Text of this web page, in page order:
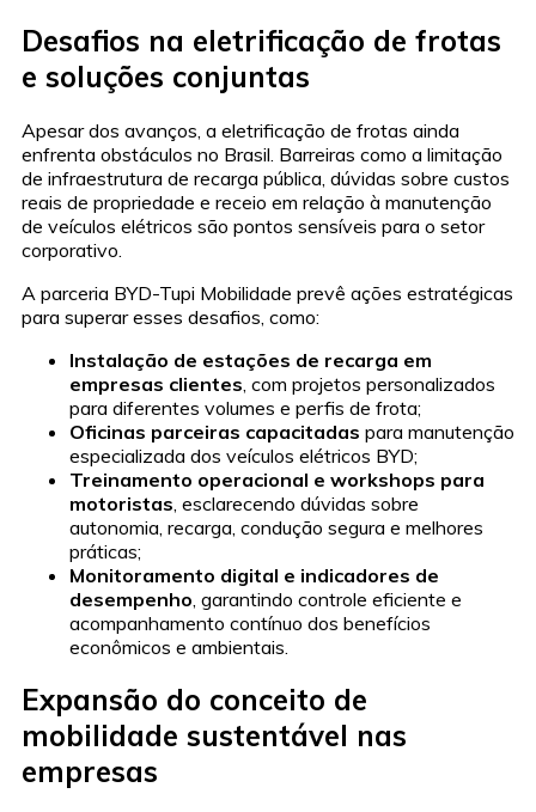
Desafios na eletrificação de frotas
e soluções conjuntas
Apesar dos avanços, a eletrificação de frotas ainda
enfrenta obstáculos no Brasil. Barreiras como a limitação
de infraestrutura de recarga pública, dúvidas sobre custos
reais de propriedade e receio em relação à manutenção
de veículos elétricos são pontos sensíveis para o setor
corporativo.
A parceria BYD-Tupi Mobilidade prevê ações estratégicas
para superar esses desafios, como:
Instalação de estações de recarga em
empresas clientes , com projetos personalizados
para diferentes volumes e perfis de frota;
Oficinas parceiras capacitadas para manutenção
especializada dos veículos elétricos BYD;
Treinamento operacional e workshops para
motoristas , esclarecendo dúvidas sobre
autonomia, recarga, condução segura e melhores
práticas;
Monitoramento digital e indicadores de
desempenho , garantindo controle eficiente e
acompanhamento contínuo dos benefícios
econômicos e ambientais.
Expansão do conceito de
mobilidade sustentável nas
empresas